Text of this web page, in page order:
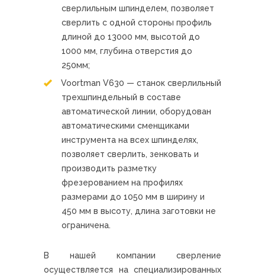
сверлильным шпинделем, позволяет
сверлить с одной стороны профиль
длиной до 13000 мм, высотой до
1000 мм, глубина отверстия до
250мм;
Voortman V630 — станок сверлильный
трехшпиндельный в составе
автоматической линии, оборудован
автоматическими сменщиками
инструмента на всех шпинделях,
позволяет сверлить, зенковать и
производить разметку
фрезерованием на профилях
размерами до 1050 мм в ширину и
450 мм в высоту, длина заготовки не
ограничена.
В нашей компании сверление
осуществляется на специализированных